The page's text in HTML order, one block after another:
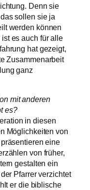
Denn sie
sollen sie ja
werden können
es auch für alle
hat gezeigt,
Zusammenarbeit
ganz
mit anderen
es?
in diesen
Möglichkeiten von
eine
von früher,
gestalten ein
Pfarrer verzichtet
er die biblische